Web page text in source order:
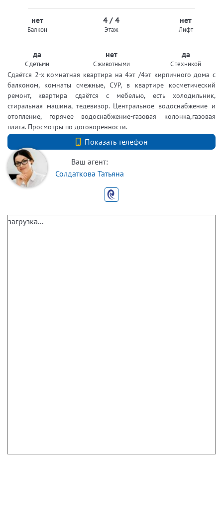
нет
Балкон
4 / 4
Этаж
нет
Лифт
да
С детьми
нет
С животными
да
С техникой
Сдаётся 2-х комнатная квартира на 4эт /4эт кирпичного дома с
балконом, комнаты смежные, СУР, в квартире косметический
ремонт, квартира сдаётся с мебелью, есть холодильник,
стиральная машина, тедевизор. Центральное водоснабжение и
отопление, горячее водоснабжение-газовая колонка,газовая
плита. Просмотры по договорённости.
Показать телефон
+7 (812) 740-70-40
Ваш агент:
Солдаткова Татьяна
загрузка...